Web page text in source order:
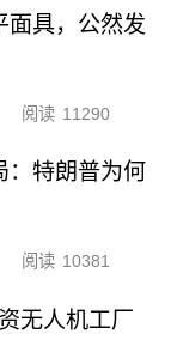
面具，公然发
阅读 11290
：特朗普为何
阅读 10381
无人机工厂